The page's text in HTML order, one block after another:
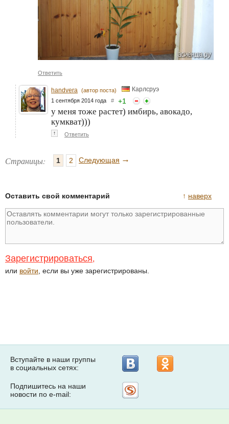
Ответить
handvera (автор поста) Карлсруэ
1 сентября 2014 года # +1
у меня тоже растет) имбирь, авокадо,
кумкват)))
↑ Ответить
Страницы: 1 2 Следующая →
↑ наверх
Оставить свой комментарий
Зарегистрироваться,
или войти , если вы уже зарегистрированы.
Вступайте в наши группы
в социальных сетях:
Подпишитесь на наши
новости по e-mail: